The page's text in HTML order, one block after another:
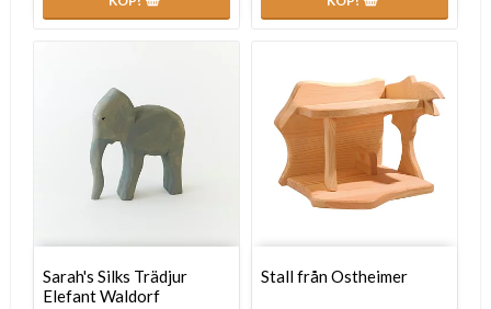
Sarah's Silks Trädjur
Elefant Waldorf
Stall från Ostheimer